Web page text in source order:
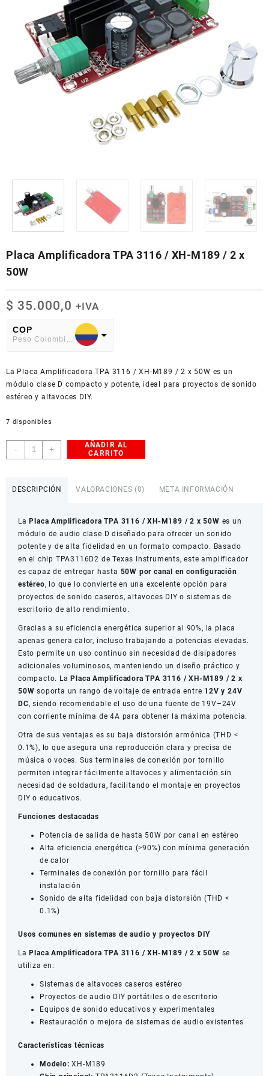
Placa Amplificadora TPA 3116 / XH-M189 / 2 x
50W
$ 35.000,0 +IVA
COP
American Dollar
La Placa Amplificadora TPA 3116 / XH-M189 / 2 x 50W es un
módulo clase D compacto y potente, ideal para proyectos de sonido
estéreo y altavoces DIY.
7 disponibles
-
Placa
Amplificadora
M189
/
2
x
50W
cantidad
+
AÑADIR AL
CARRITO
DESCRIPCIÓN VALORACIONES (0) META INFORMACIÓN
LaPlaca Amplificadora TPA 3116 / XH-M189 / 2 x 50W es un
módulo de audio clase D diseñado para ofrecer un sonido
potente y de alta fidelidad en un formato compacto. Basado
en el chip TPA3116D2 de Texas Instruments, este amplificador
es capaz de entregar hasta 50W por canal en configuración
estéreo, lo que lo convierte en una excelente opción para
proyectos de sonido caseros, altavoces DIY o sistemas de
escritorio de alto rendimiento.
Gracias a su eficiencia energética superior al 90%, la placa
apenas genera calor, incluso trabajando a potencias elevadas.
Esto permite un uso continuo sin necesidad de disipadores
adicionales voluminosos, manteniendo un diseño práctico y
compacto. LaPlaca Amplificadora TPA 3116 / XH-M189 / 2 x
50W soporta un rango de voltaje de entrada entre 12V y 24V
DC, siendo recomendable el uso de una fuente de 19V–24V
con corriente mínima de 4A para obtener la máxima potencia.
Otra de sus ventajas es su baja distorsión armónica (THD <
0.1%), lo que asegura una reproducción clara y precisa de
música o voces. Sus terminales de conexión por tornillo
permiten integrar fácilmente altavoces y alimentación sin
necesidad de soldadura, facilitando el montaje en proyectos
DIY o educativos.
Funciones destacadas
Potencia de salida de hasta 50W por canal en estéreo
Alta eficiencia energética (>90%) con mínima generación
de calor
Terminales de conexión por tornillo para fácil
instalación
Sonido de alta fidelidad con baja distorsión (THD <
0.1%)
Usos comunes en sistemas de audio y proyectos DIY
LaPlaca Amplificadora TPA 3116 / XH-M189 / 2 x 50W se
utiliza en:
Sistemas de altavoces caseros estéreo
Proyectos de audio DIY portátiles o de escritorio
Equipos de sonido educativos y experimentales
Restauración o mejora de sistemas de audio existentes
Características técnicas
Modelo: XH-M189